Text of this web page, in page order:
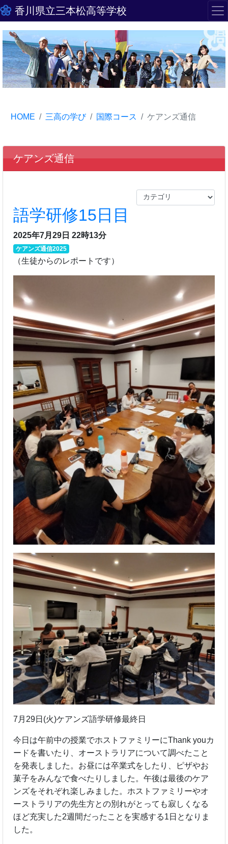
香川県立三本松高等学校
HOME 三高の学び 国際コース ケアンズ通信
ケアンズ通信
語学研修15日目
2025年7月29日 22時13分
ケアンズ通信2025
（生徒からのレポートです）
7月29日(火)ケアンズ語学研修最終日
今日は午前中の授業でホストファミリーにThank youカ
ードを書いたり、オーストラリアについて調べたこと
を発表しました。お昼には卒業式をしたり、ピザやお
菓子をみんなで食べたりしました。午後は最後のケア
ンズをそれぞれ楽しみました。ホストファミリーやオ
ーストラリアの先生方との別れがとっても寂しくなる
ほど充実した2週間だったことを実感する1日となりま
した。